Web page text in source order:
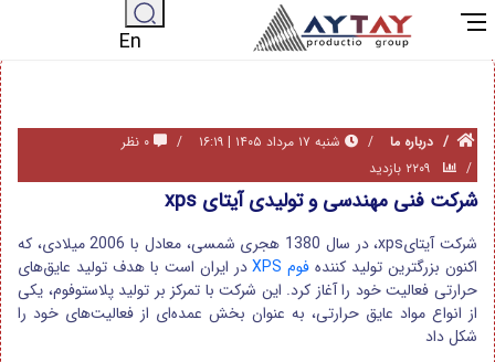
En
درباره ما شنبه ۱۷ مرداد ۱۴۰۵ | ۱۶:۱۹
۰ نظر
شرکت فنی مهندسی و تولیدی آیتای xps
شرکت آیتایxps، در سال 1380 هجری شمسی، معادل با 2006 میلادی، که
اکنون بزرگترین تولید کننده فوم XPS
در ایران است با هدف تولید عایق‌های
حرارتی فعالیت خود را آغاز کرد. این شرکت با تمرکز بر تولید پلاستوفوم، یکی
از انواع مواد عایق حرارتی، به عنوان بخش عمده‌ای از فعالیت‌های خود را
شکل داد